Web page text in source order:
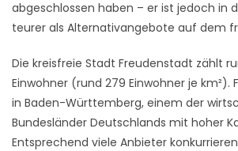
abgeschlossen haben – er ist jedoch in
teurer als Alternativangebote auf dem
Die kreisfreie Stadt Freudenstadt zählt
Einwohner (rund 279 Einwohner je km²).
in Baden-Württemberg, einem der
Bundesländer Deutschlands mit hoher
Entsprechend viele Anbieter